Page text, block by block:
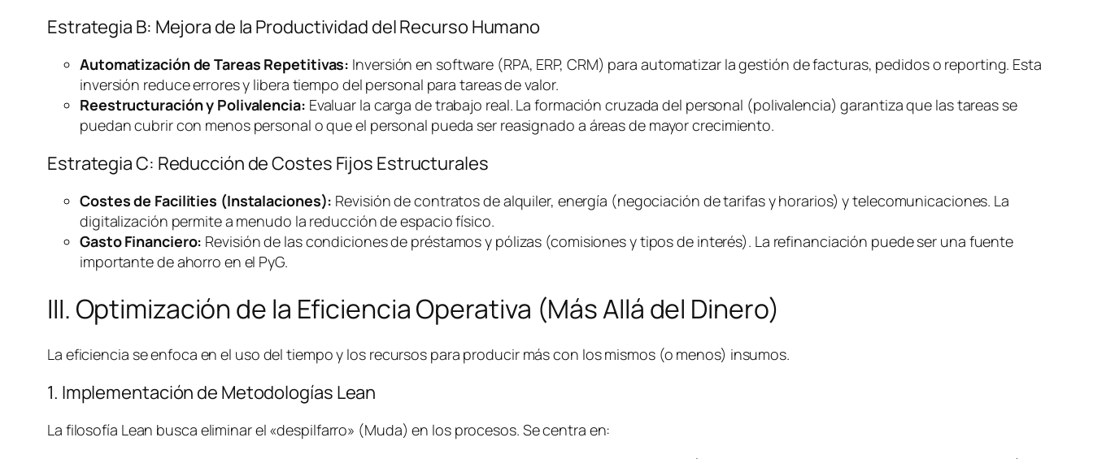
Estrategia B: Mejora de la Productividad del Recurso Humano
Automatización de Tareas Repetitivas: Inversión en software (RPA, ERP, CRM) para automatizar la gestión de facturas, pedidos o reporting. Esta
inversión reduce errores y libera tiempo del personal para tareas de valor.
Reestructuración y Polivalencia: Evaluar la carga de trabajo real. La formación cruzada del personal (polivalencia) garantiza que las tareas se
puedan cubrir con menos personal o que el personal pueda ser reasignado a áreas de mayor crecimiento.
Estrategia C: Reducción de Costes Fijos Estructurales
Costes de Facilities (Instalaciones): Revisión de contratos de alquiler, energía (negociación de tarifas y horarios) y telecomunicaciones. La
digitalización permite a menudo la reducción de espacio físico.
Gasto Financiero: Revisión de las condiciones de préstamos y pólizas (comisiones y tipos de interés). La refinanciación puede ser una fuente
importante de ahorro en el PyG.
III. Optimización de la Eficiencia Operativa (Más Allá del Dinero)
La eficiencia se enfoca en el uso del tiempo y los recursos para producir más con los mismos (o menos) insumos.
1. Implementación de Metodologías Lean
La filosofía Lean busca eliminar el «despilfarro» (Muda) en los procesos. Se centra en: